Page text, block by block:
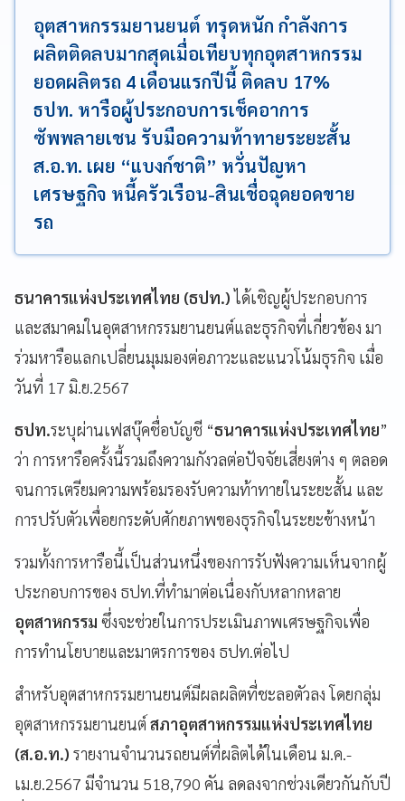
อุตสาหกรรมยานยนต์ ทรุดหนัก กำลังการ
ผลิตติดลบมากสุดเมื่อเทียบทุกอุตสาหกรรม
ยอดผลิตรถ 4 เดือนแรกปีนี้ ติดลบ 17%
ธปท. หารือผู้ประกอบการเช็คอาการ
ซัพพลายเชน รับมือความท้าทายระยะสั้น
ส.อ.ท. เผย “แบงก์ชาติ” หวั่นปัญหา
เศรษฐกิจ หนี้ครัวเรือน-สินเชื่อฉุดยอดขาย
รถ
ธนาคารแห่งประเทศไทย (ธปท.)ได้เชิญผู้ประกอบการ
และสมาคมในอุตสาหกรรมยานยนต์และธุรกิจที่เกี่ยวข้อง มา
ร่วมหารือแลกเปลี่ยนมุมมองต่อภาวะและแนวโน้มธุรกิจ เมื่อ
วันที่ 17 มิ.ย.2567
ธปท.ระบุผ่านเฟสบุ๊คชื่อบัญชี “ธนาคารแห่งประเทศไทย”
ว่า การหารือครั้งนี้รวมถึงความกังวลต่อปัจจัยเสี่ยงต่าง ๆ ตลอด
จนการเตรียมความพร้อมรองรับความท้าทายในระยะสั้น และ
การปรับตัวเพื่อยกระดับศักยภาพของธุรกิจในระยะข้างหน้า
รวมทั้งการหารือนี้เป็นส่วนหนึ่งของการรับฟังความเห็นจากผู้
ประกอบการของ ธปท.ที่ทำมาต่อเนื่องกับหลากหลาย
อุตสาหกรรม ซึ่งจะช่วยในการประเมินภาพเศรษฐกิจเพื่อ
การทำนโยบายและมาตรการของ ธปท.ต่อไป
สำหรับอุตสาหกรรมยานยนต์มีผลผลิตที่ชะลอตัวลง โดยกลุ่ม
อุตสาหกรรมยานยนต์ สภาอุตสาหกรรมแห่งประเทศไทย
(ส.อ.ท.) รายงานจำนวนรถยนต์ที่ผลิตได้ในเดือน ม.ค.-
เม.ย.2567 มีจำนวน 518,790 คัน ลดลงจากช่วงเดียวกันกับปี